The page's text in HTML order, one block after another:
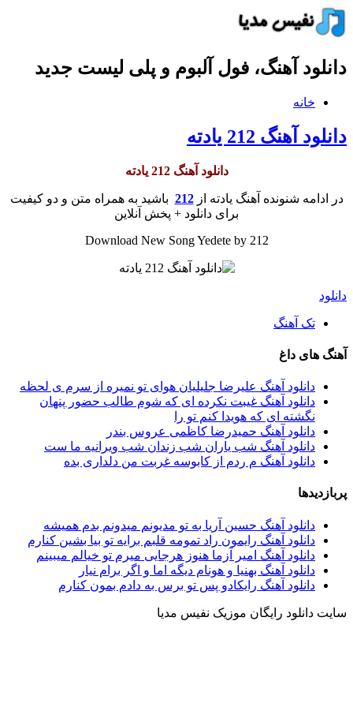
دانلود آهنگ، فول آلبوم و پلی لیست جدید
خانه
دانلود آهنگ 212 یادته
دانلود آهنگ 212 یادته
در ادامه شنونده آهنگ یادته از212 باشید به همراه متن و دو کیفیت
برای دانلود + پخش آنلاین
Download New Song Yedete by 212
دانلود
تک آهنگ
آهنگ های داغ
دانلود آهنگ علیرضا جلیلیان هوای تو نمیره از سرم ی لحظه
دانلود آهنگ غیبت نکرده ای که شوم طالب حضور پنهان
نگشته ای که هویدا کنم تو را
دانلود آهنگ حمیدرضا کاظمی عروس بندر
دانلود آهنگ شب یاران شب زندان شب ویرانیه ما ست
دانلود آهنگ م ردم از کابوسه غربت من دلداری بده
پربازدیدها
دانلود آهنگ حسین آریا به تو مدیونم میدونم بدم همیشه
دانلود آهنگ رایمون راد تمومه قلبم برایه تو بیا بشین کنارم
دانلود آهنگ امیر آزما هنوز هرجایی میرم تو خیالم میبینم
دانلود آهنگ بهنیا و هونام دیگه اما و اگر برام نیار
دانلود آهنگ رایکادو پس تو برس به دادم بمون کنارم
سایت دانلود رایگان موزیک نفیس مدیا